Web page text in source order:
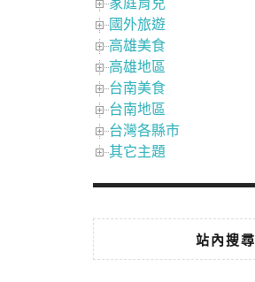
家庭育兒
國外旅遊
高雄美食
高雄地區
台南美食
台南地區
台灣各縣市
其它主題
站內搜尋